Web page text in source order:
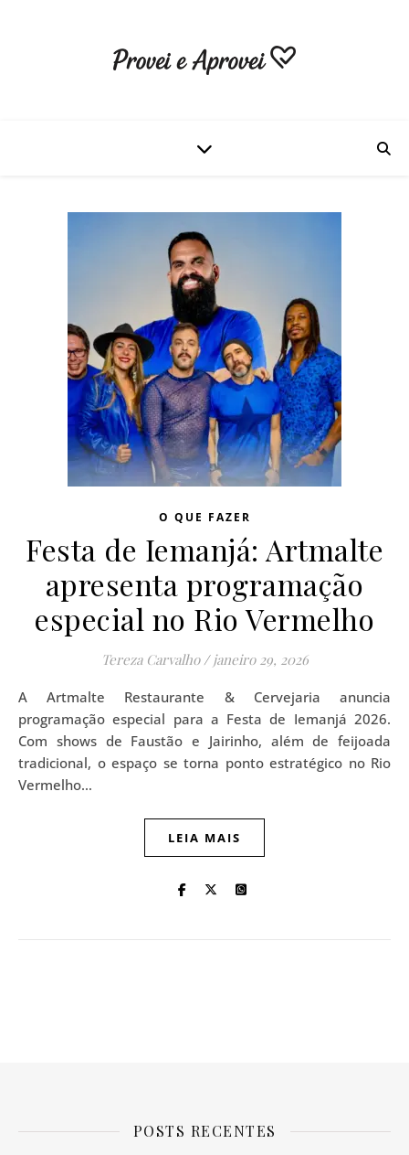
O QUE FAZER
Festa de Iemanjá: Artmalte
apresenta programação
especial no Rio Vermelho
Tereza Carvalho / janeiro 29, 2026
A Artmalte Restaurante & Cervejaria anuncia
programação especial para a Festa de Iemanjá 2026.
Com shows de Faustão e Jairinho, além de feijoada
tradicional, o espaço se torna ponto estratégico no Rio
Vermelho…
LEIA MAIS
POSTS RECENTES